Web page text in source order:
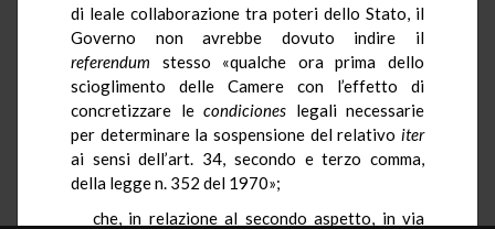
di leale collaborazione tra poteri dello Stato, il
Governo non avrebbe dovuto indire il
referendum stesso «qualche ora prima dello
scioglimento delle Camere con l’effetto di
concretizzare le condiciones legali necessarie
per determinare la sospensione del relativo iter
ai sensi dell’art. 34, secondo e terzo comma,
della legge n. 352 del 1970»;
che, in relazione al secondo aspetto, in via